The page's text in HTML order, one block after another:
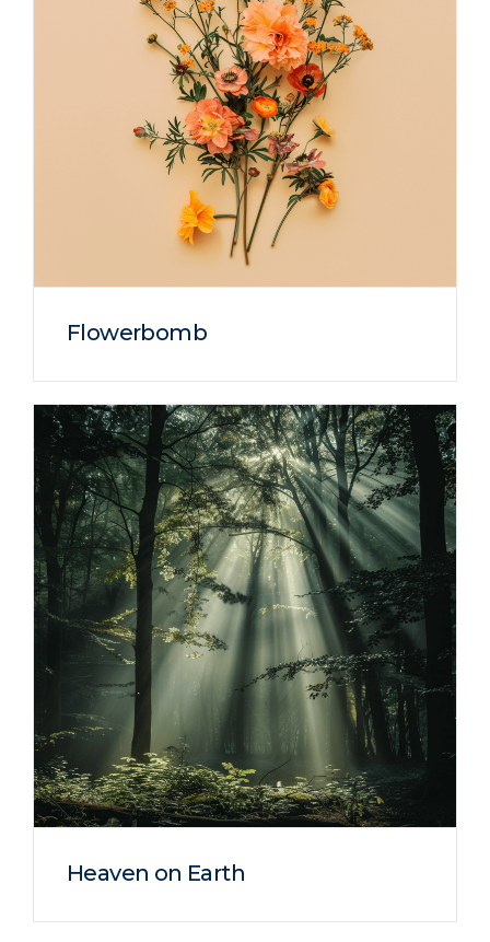
Flowerbomb
Heaven on Earth